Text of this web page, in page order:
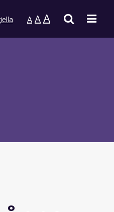
A AA Søk